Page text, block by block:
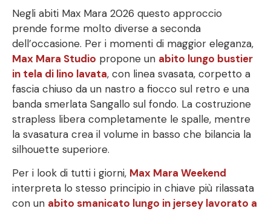
Negli abiti Max Mara 2026 questo approccio
prende forme molto diverse a seconda
dell’occasione. Per i momenti di maggior eleganza,
Max Mara Studio propone un abito lungo bustier
in tela di lino lavata, con linea svasata, corpetto a
fascia chiuso da un nastro a fiocco sul retro e una
banda smerlata Sangallo sul fondo. La costruzione
strapless libera completamente le spalle, mentre
la svasatura crea il volume in basso che bilancia la
silhouette superiore.
Per i look di tutti i giorni, Max Mara Weekend
interpreta lo stesso principio in chiave più rilassata
con un abito smanicato lungo in jersey lavorato a